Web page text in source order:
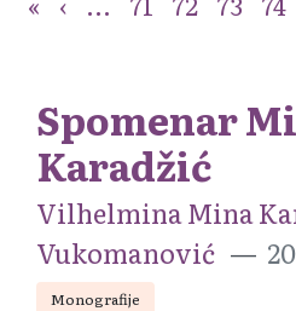
Spomenar
Karadžić
Vilhelmina Mina
Vukomanović
Monografije